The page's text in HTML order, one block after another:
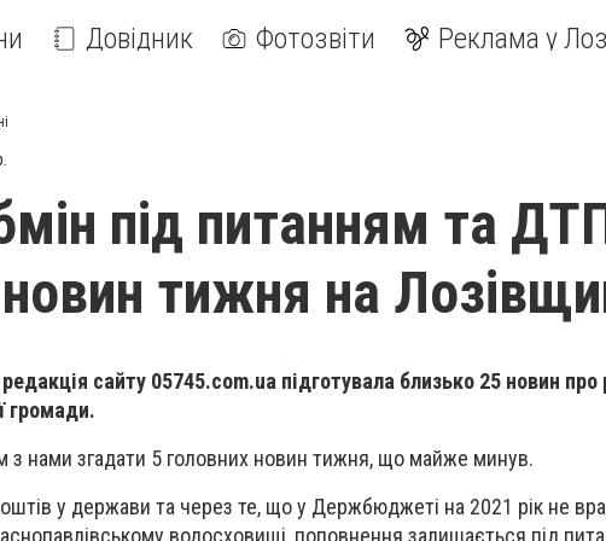
Довідник Фотозвіти Реклама у
під питанням та
тижня на
сайту 05745.com.ua підготувала близько 25 новин про
громади.
з нами згадати 5 головних новин тижня, що майже минув.
у держави та через те, що у Держбюджеті на 2021 рік не